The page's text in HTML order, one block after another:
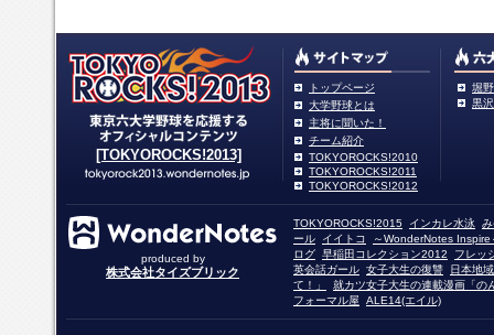
[TOKYOROCKS!2013]
トップページ
大学野球とは
主将に聞いた！
チーム紹介
TOKYOROCKS!2010
TOKYOROCKS!2011
TOKYOROCKS!2012
堀
黒
produced by
株式会社タイズブリック
TOKYOROCKS!2015 インカレ水泳
ール
イイトコ
～WonderNotes Inspire
ログ 早稲田コレクション2012
フレッ
英会話ガール 女子大生の復讐
日本地
て！」
就カツ女子大生の連載漫画「の
フォーマル屋
ALE14(エイル)